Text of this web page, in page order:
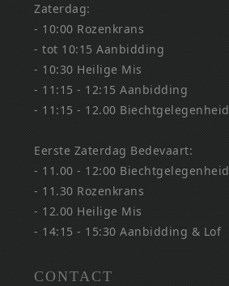
Zaterdag:
- 10:00 Rozenkrans
- tot 10:15 Aanbidding
- 10:30 Heilige Mis
- 11:15 - 12:15 Aanbidding
- 11:15 - 12.00 Biechtgelegenheid
Eerste Zaterdag Bedevaart:
- 11.00 - 12:00 Biechtgelegenheid
- 11.30 Rozenkrans
- 12.00 Heilige Mis
- 14:15 - 15:30 Aanbidding & Lof
CONTACT